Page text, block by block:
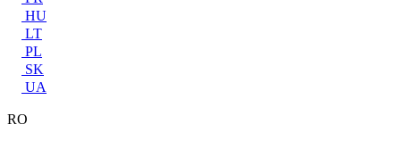
HU
LT
PL
SK
UA
RO